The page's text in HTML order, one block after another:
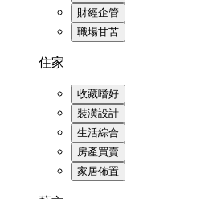
財經企管
職場甘苦
住家
收藏嗜好
裝潢設計
生活綜合
房產買賣
家居佈置